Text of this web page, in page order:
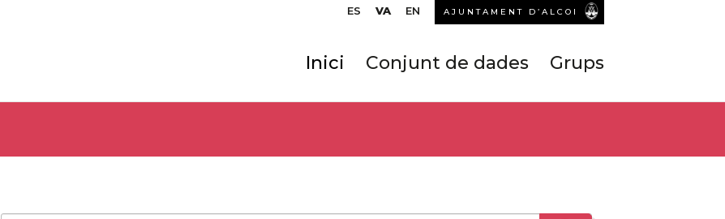
ES VA EN AJUNTAMENT D’ALCOI
Inici Conjunt de dades Grups